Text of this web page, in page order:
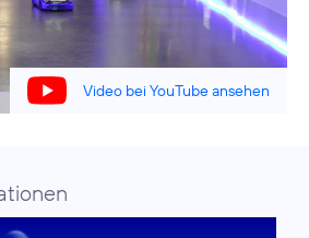
Video bei YouTube ansehen